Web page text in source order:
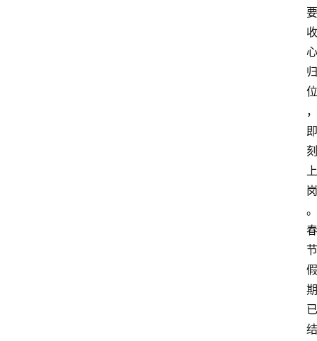
要
收
心
归
位
，
即
刻
上
岗
。
春
节
假
期
已
结